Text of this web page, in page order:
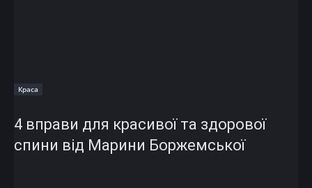
Краса
4 вправи для красивої та здорової
спини від Марини Боржемської